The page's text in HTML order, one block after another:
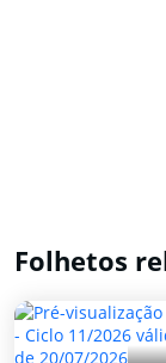
Folhetos